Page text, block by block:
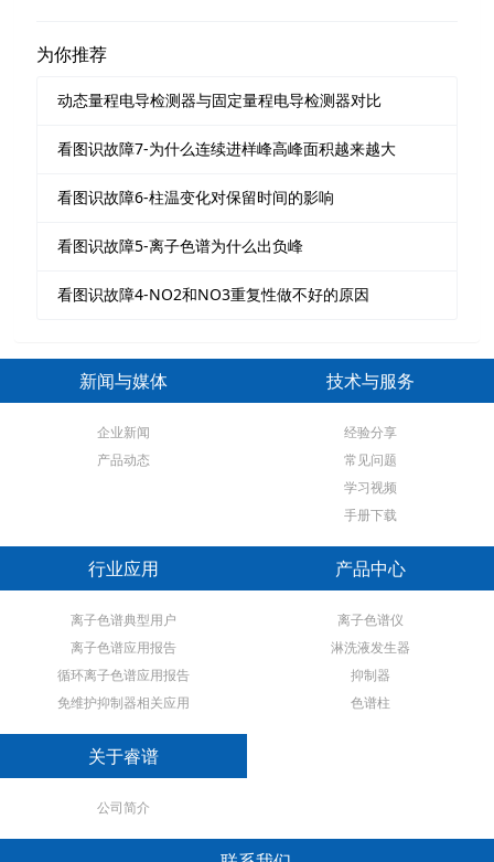
为你推荐
动态量程电导检测器与固定量程电导检测器对比
看图识故障7-为什么连续进样峰高峰面积越来越大
看图识故障6-柱温变化对保留时间的影响
看图识故障5-离子色谱为什么出负峰
看图识故障4-NO2和NO3重复性做不好的原因
新闻与媒体
企业新闻
产品动态
技术与服务
经验分享
常见问题
学习视频
手册下载
行业应用
离子色谱典型用户
离子色谱应用报告
循环离子色谱应用报告
免维护抑制器相关应用
产品中心
离子色谱仪
淋洗液发生器
抑制器
色谱柱
关于睿谱
公司简介